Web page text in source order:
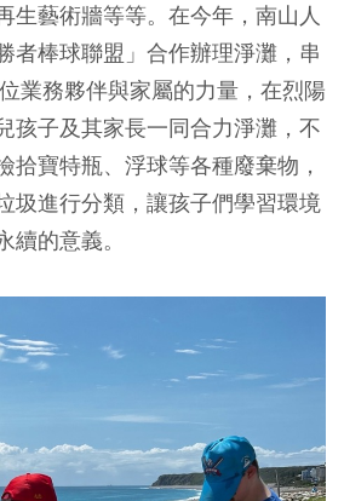
生藝術牆等等。在今年，南山人
者棒球聯盟」合作辦理淨灘，串
業務夥伴與家屬的力量，在烈陽
孩子及其家長一同合力淨灘，不
拾寶特瓶、浮球等各種廢棄物，
圾進行分類，讓孩子們學習環境
的意義。